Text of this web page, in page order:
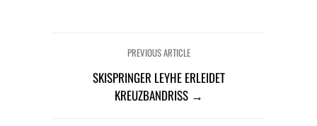
PREVIOUS ARTICLE
SKISPRINGER LEYHE ERLEIDET
KREUZBANDRISS →